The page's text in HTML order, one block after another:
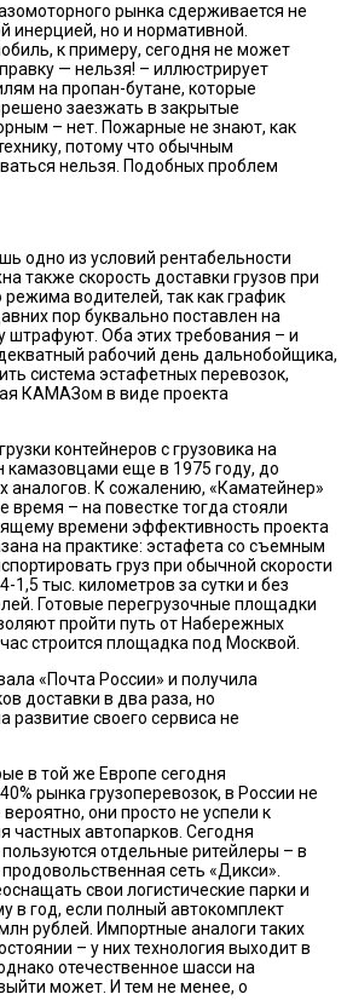
рынка сдерживается не
инерцией, но и нормативной.
к примеру, сегодня не может
— нельзя! – иллюстрирует
на пропан-бутане, которые
заезжать в закрытые
– нет. Пожарные не знают, как
потому что обычным
нельзя. Подобных проблем
одно из условий рентабельности
также скорость доставки грузов при
водителей, так как график
пор буквально поставлен на
штрафуют. Оба этих требования – и
рабочий день дальнобойщика,
система эстафетных перевозок,
КАМАЗом в виде проекта
контейнеров с грузовика на
камазовцами еще в 1975 году, до
аналогов. К сожалению, «Каматейнер»
время – на повестке тогда стояли
времени эффективность проекта
на практике: эстафета со съемным
груз при обычной скорости
1,5 тыс. километров за сутки и без
Готовые перегрузочные площадки
пройти путь от Набережных
строится площадка под Москвой.
«Почта России» и получила
доставки в два раза, но
развитие своего сервиса не
в той же Европе сегодня
рынка грузоперевозок, в России не
они просто не успели к
автопарков. Сегодня
отдельные ритейлеры – в
сеть «Дикси».
свои логистические парки и
в год, если полный автокомплект
рублей. Импортные аналоги таких
– у них технология выходит в
отечественное шасси на
может. И тем не менее, о